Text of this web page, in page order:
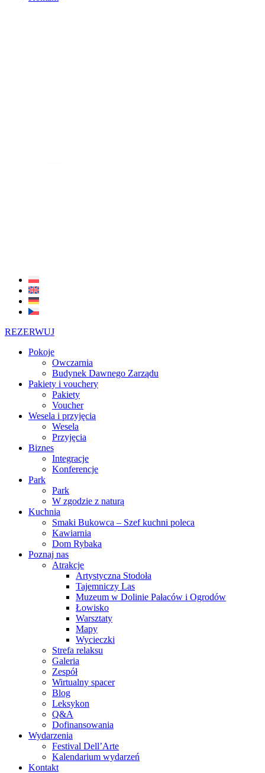
REZERWUJ
Pokoje
Owczarnia
Budynek Dawnego Zarządu
Pakiety i vouchery
Pakiety
Voucher
Wesela i przyjęcia
Wesela
Przyjęcia
Biznes
Integracje
Konferencje
Park
Park
W zgodzie z naturą
Kuchnia
Smaki Bukowca – Szef kuchni poleca
Kawiarnia
Dom Rybaka
Poznaj nas
Atrakcje
Artystyczna Stodoła
Tajemniczy Las
Muzeum w Dolinie Pałaców i Ogrodów
Łowisko
Warsztaty
Mapy
Wycieczki
Strefa relaksu
Galeria
Zespół
Wirtualny spacer
Blog
Leksykon
Q&A
Dofinansowania
Wydarzenia
Festival Dell’Arte
Kalendarium wydarzeń
Kontakt